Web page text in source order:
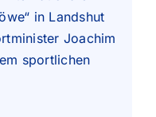
in Landshut
Joachim
sportlichen